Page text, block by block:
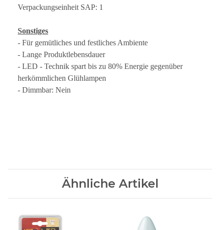
Verpackungseinheit SAP: 1
Sonstiges
- Für gemütliches und festliches Ambiente
- Lange Produktlebensdauer
- LED - Technik spart bis zu 80% Energie gegenüber
herkömmlichen Glühlampen
- Dimmbar: Nein
Ähnliche Artikel